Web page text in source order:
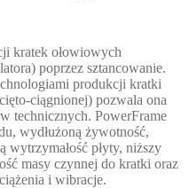
kratek ołowiowych
poprzez sztancowanie.
produkcji kratki
ciągnionej) pozwala ona
technicznych. PowerFrame
wydłużoną żywotność,
wytrzymałość płyty, niższy
masy czynnej do kratki oraz
i wibracje.